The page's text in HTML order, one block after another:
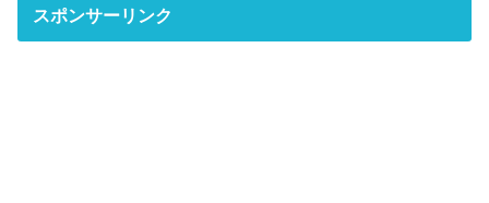
スポンサーリンク